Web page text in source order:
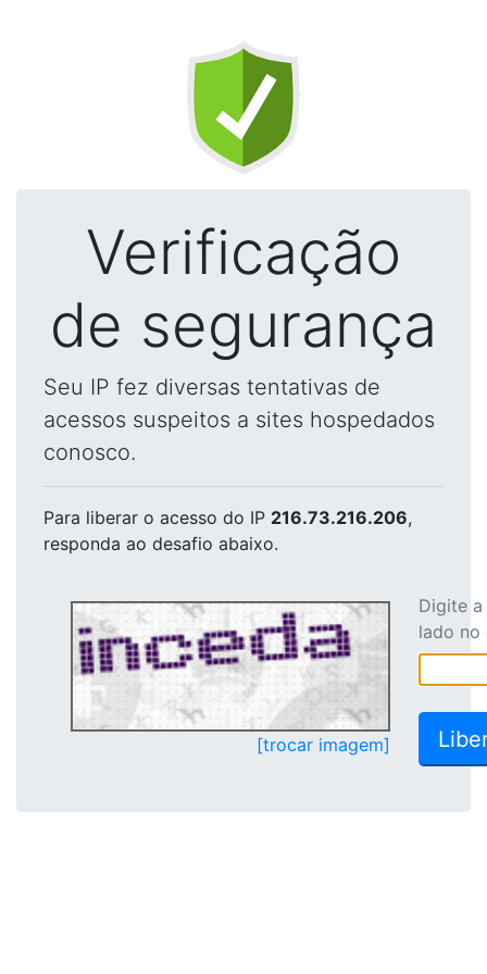
Verificação
de segurança
Seu IP fez diversas tentativas de
acessos suspeitos a sites hospedados
conosco.
Para liberar o acesso do IP 216.73.216.206,
responda ao desafio abaixo.
[trocar imagem]
Digite
lado no